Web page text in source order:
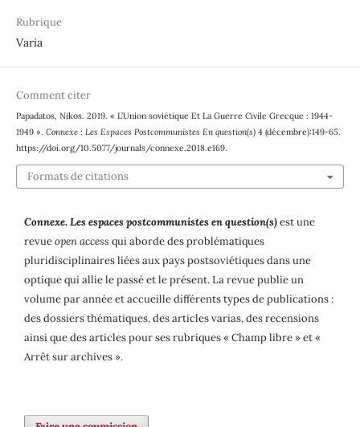
Rubrique
Varia
Comment citer
Papadatos, Nikos. 2019. « L’Union soviétique Et La Guerre Civile Grecque : 1944-
1949 ». Connexe : Les Espaces Postcommunistes En question(s)4 (décembre):149-65.
https://doi.org/10.5077/journals/connexe.2018.e169.
Formats de citations
Connexe. Les espaces postcommunistes en question(s)est une
revueopen access qui aborde des problématiques
pluridisciplinaires liées aux pays postsoviétiques dans une
optique qui allie le passé et le présent. La revue publie un
volume par année et accueille différents types de publications :
des dossiers thématiques, des articles varias, des recensions
ainsi que des articles pour ses rubriques « Champ libre » et «
Arrêt sur archives ».